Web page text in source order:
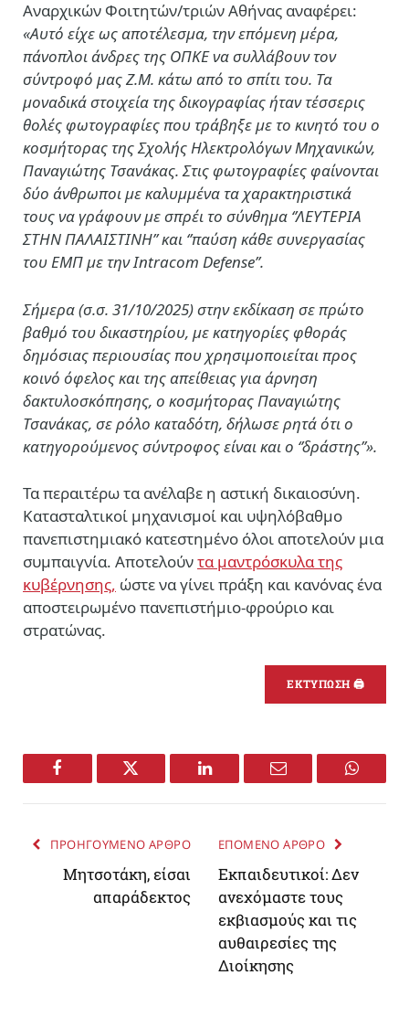
Αναρχικών Φοιτητών/τριών Αθήνας αναφέρει:
«Αυτό είχε ως αποτέλεσμα, την επόμενη μέρα,
πάνοπλοι άνδρες της ΟΠΚΕ να συλλάβουν τον
σύντροφό μας Ζ.Μ. κάτω από το σπίτι του. Τα
μοναδικά στοιχεία της δικογραφίας ήταν τέσσερις
θολές φωτογραφίες που τράβηξε με το κινητό του ο
κοσμήτορας της Σχολής Ηλεκτρολόγων Μηχανικών,
Παναγιώτης Τσανάκας. Στις φωτογραφίες φαίνονται
δύο άνθρωποι με καλυμμένα τα χαρακτηριστικά
τους να γράφουν με σπρέι το σύνθημα ‘’ΛΕΥΤΕΡΙΑ
ΣΤΗΝ ΠΑΛΑΙΣΤΙΝΗ’’ και ‘’παύση κάθε συνεργασίας
του ΕΜΠ με την Intracom Defense’’.
Σήμερα (σ.σ. 31/10/2025) στην εκδίκαση σε πρώτο
βαθμό του δικαστηρίου, με κατηγορίες φθοράς
δημόσιας περιουσίας που χρησιμοποιείται προς
κοινό όφελος και της απείθειας για άρνηση
δακτυλοσκόπησης, ο κοσμήτορας Παναγιώτης
Τσανάκας, σε ρόλο καταδότη, δήλωσε ρητά ότι ο
κατηγορούμενος σύντροφος είναι και ο ‘’δράστης’’».
Τα περαιτέρω τα ανέλαβε η αστική δικαιοσύνη.
Κατασταλτικοί μηχανισμοί και υψηλόβαθμο
πανεπιστημιακό κατεστημένο όλοι αποτελούν μια
συμπαιγνία. Αποτελούντα μαντρόσκυλα της
κυβέρνησης, ώστε να γίνει πράξη και κανόνας ένα
αποστειρωμένο πανεπιστήμιο-φρούριο και
στρατώνας.
ΕΚΤΥΠΩΣΗ 🖨
Facebook Twitter LinkedIn Email
ΠΡΟΗΓΟΥΜΕΝΟ ΑΡΘΡΟ
Μητσοτάκη, είσαι
απαράδεκτος
ΕΠΟΜΕΝΟ ΑΡΘΡΟ
Εκπαιδευτικοί: Δεν
ανεχόμαστε τους
εκβιασμούς και τις
αυθαιρεσίες της
Διοίκησης